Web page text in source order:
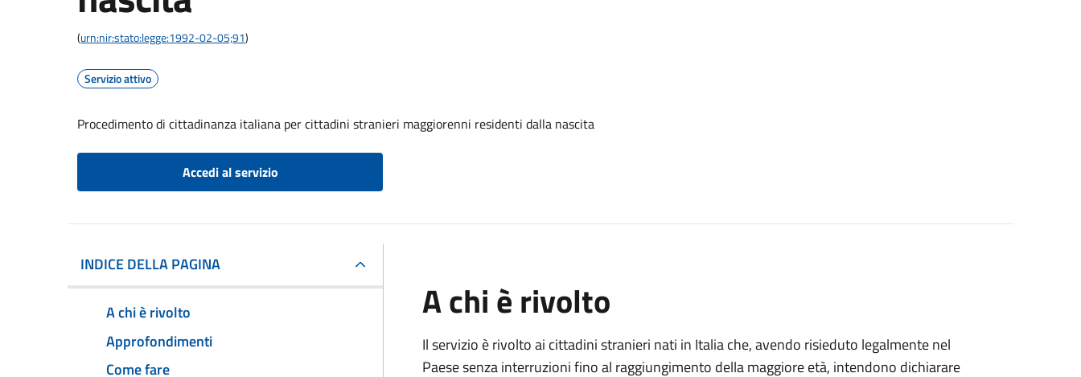
(urn:nir:stato:legge:1992-02-05;91)
Servizio attivo
Procedimento di cittadinanza italiana per cittadini stranieri maggiorenni residenti dalla nascita
Accedi al servizio
INDICE DELLA PAGINA
A chi è rivolto
Approfondimenti
Come fare
A chi è rivolto
Il servizio è rivolto ai cittadini stranieri nati in Italia che, avendo risieduto legalmente nel
Paese senza interruzioni fino al raggiungimento della maggiore età, intendono dichiarare